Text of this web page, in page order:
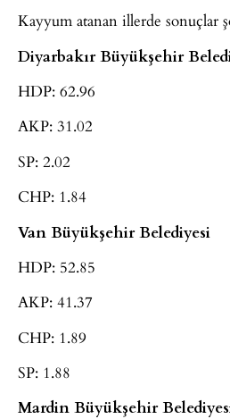
Kayyum atanan illerde sonuçlar
Diyarbakır Büyükşehir
HDP: 62.96
AKP: 31.02
SP: 2.02
CHP: 1.84
Van Büyükşehir Belediyesi
HDP: 52.85
AKP: 41.37
CHP: 1.89
SP: 1.88
Mardin Büyükşehir